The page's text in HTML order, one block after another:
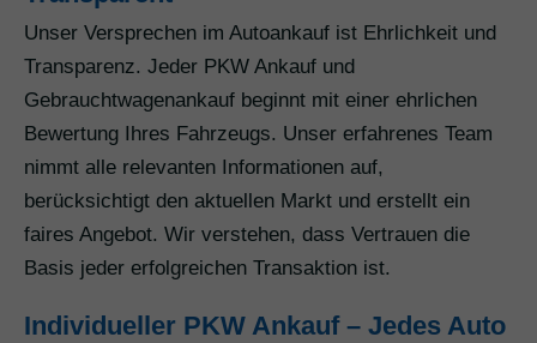
Unser Versprechen im Autoankauf ist Ehrlichkeit und
Transparenz. Jeder PKW Ankauf und
Gebrauchtwagenankauf beginnt mit einer ehrlichen
Bewertung Ihres Fahrzeugs. Unser erfahrenes Team
nimmt alle relevanten Informationen auf,
berücksichtigt den aktuellen Markt und erstellt ein
faires Angebot. Wir verstehen, dass Vertrauen die
Basis jeder erfolgreichen Transaktion ist.
Individueller PKW Ankauf – Jedes Auto